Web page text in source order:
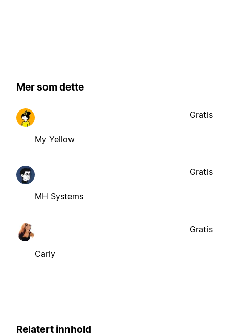
Mer som dette
My Yellow
Gratis
MH Systems
Gratis
Carly
Gratis
Relatert innhold